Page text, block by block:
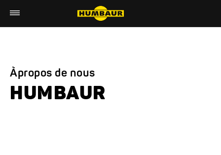
Àpropos de nous
HUMBAUR